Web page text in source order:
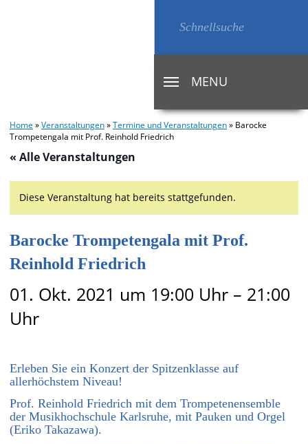
TOGGLE
NAVIGATION
MENU
Home »Veranstaltungen»Termine und Veranstaltungen» Barocke
Trompetengala mit Prof. Reinhold Friedrich
« Alle Veranstaltungen
Diese Veranstaltung hat bereits stattgefunden.
Barocke Trompetengala mit Prof.
Reinhold Friedrich
01. Okt. 2021 um 19:00 Uhr – 21:00
Uhr
Erleben Sie ein Konzert der Spitzenklasse auf
allerhöchstem Niveau!
Prof. Reinhold Friedrich mit dem Trompetenensemble
der Musikhochschule Karlsruhe, mit Pauken und Orgel
(Eriko Takazawa).